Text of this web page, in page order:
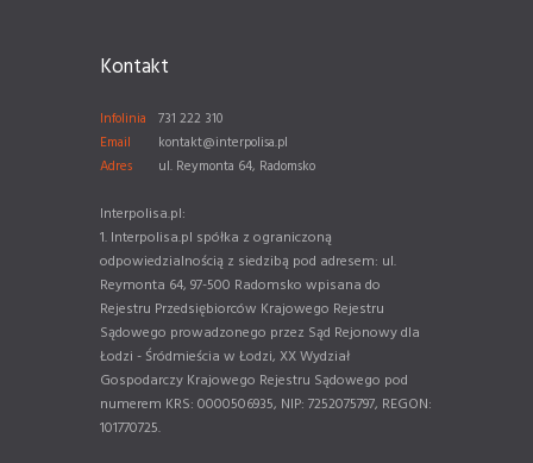
Kontakt
Infolinia
731 222 310
Email
kontakt@interpolisa.pl
Adres
ul. Reymonta 64, Radomsko
Interpolisa.pl:
1. Interpolisa.pl spółka z ograniczoną
odpowiedzialnością z siedzibą pod adresem: ul.
Reymonta 64, 97-500 Radomsko wpisana do
Rejestru Przedsiębiorców Krajowego Rejestru
Sądowego prowadzonego przez Sąd Rejonowy dla
Łodzi - Śródmieścia w Łodzi, XX Wydział
Gospodarczy Krajowego Rejestru Sądowego pod
numerem KRS: 0000506935, NIP: 7252075797, REGON:
101770725.